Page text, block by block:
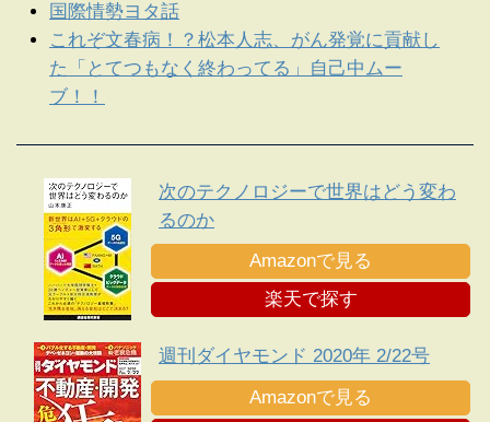
国際情勢ヨタ話
これぞ文春病！？松本人志、がん発覚に貢献し
た「とてつもなく終わってる」自己中ムー
ブ！！
次のテクノロジーで世界はどう変わ
るのか
Amazonで見る
楽天で探す
週刊ダイヤモンド 2020年 2/22号
Amazonで見る